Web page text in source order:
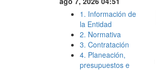
1. Información de
la Entidad
2. Normativa
3. Contratación
4. Planeación,
presupuestos e